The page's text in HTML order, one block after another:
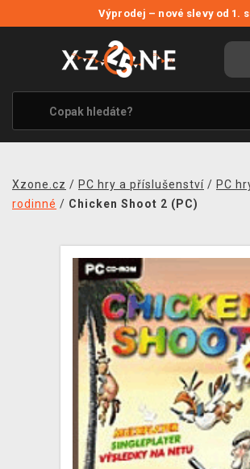
Výprodej – nové slevy od 1.
VÝPRODEJ
VIDEOHRY
XZONE ORIGINALS
TÉMATIKY
MERCHANDISE
PRODEJNY
XZONE KLUB
TCG & BOARDGAME HUB
Xzone.cz / PC hry a příslušenství / PC
rodinné / Chicken Shoot 2 (PC)